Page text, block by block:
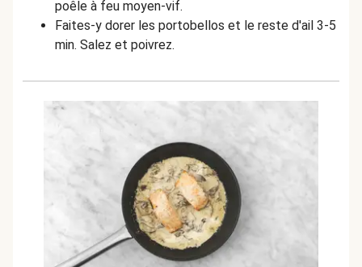
poêle à feu moyen-vif.
Faites-y dorer les portobellos et le reste d'ail 3-5
min. Salez et poivrez.